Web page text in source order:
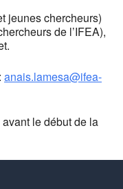
jeunes chercheurs)
de l’IFEA),
anais.lamesa@ifea-
le début de la